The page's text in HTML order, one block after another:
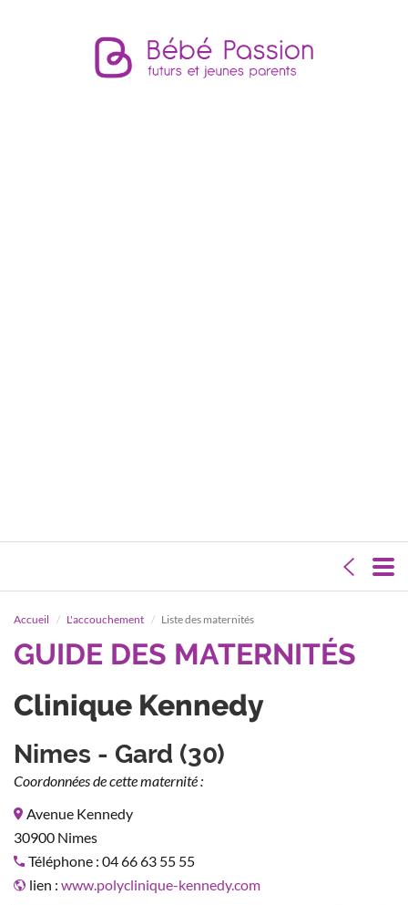
Accueil L'accouchement Liste des maternités
GUIDE DES MATERNITÉS
Clinique Kennedy
Nimes - Gard (30)
Coordonnées de cette maternité :
Avenue Kennedy
30900 Nimes
Téléphone : 04 66 63 55 55
lien : www.polyclinique-kennedy.com